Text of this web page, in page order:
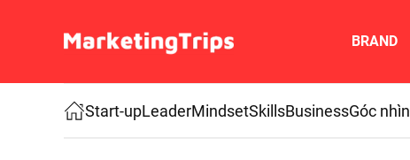
Skip to main content
BRAND
Start-upLeaderMindsetSkillsBusinessGóc nhìn